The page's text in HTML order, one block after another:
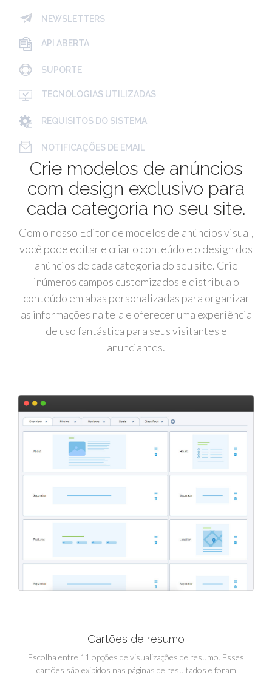
NEWSLETTERS
API ABERTA
SUPORTE
TECNOLOGIAS UTILIZADAS
REQUISITOS DO SISTEMA
NOTIFICAÇÕES DE EMAIL
Crie modelos de anúncios
com design exclusivo para
cada categoria no seu site.
Com o nosso Editor de modelos de anúncios visual,
você pode editar e criar o conteúdo e o design dos
anúncios de cada categoria do seu site. Crie
inúmeros campos customizados e distribua o
conteúdo em abas personalizadas para organizar
as informações na tela e oferecer uma experiência
de uso fantástica para seus visitantes e
anunciantes.
Cartões de resumo
Escolha entre 11 opções de visualizações de resumo. Esses
cartões são exibidos nas páginas de resultados e foram